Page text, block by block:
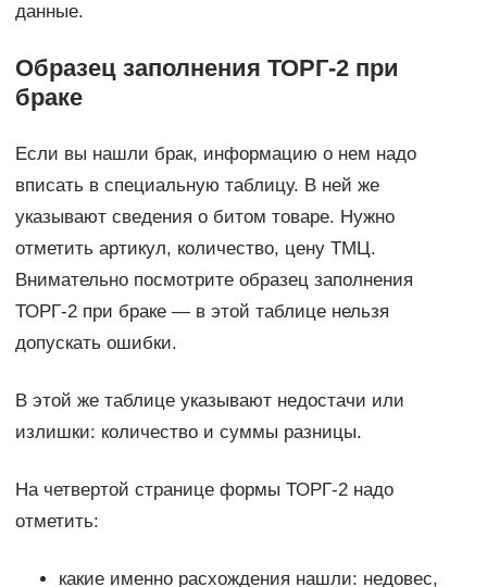
данные.
Образец заполнения ТОРГ-2 при
браке
Если вы нашли брак, информацию о нем надо
вписать в специальную таблицу. В ней же
указывают сведения о битом товаре. Нужно
отметить артикул, количество, цену ТМЦ.
Внимательно посмотрите образец заполнения
ТОРГ-2 при браке — в этой таблице нельзя
допускать ошибки.
В этой же таблице указывают недостачи или
излишки: количество и суммы разницы.
На четвертой странице формы ТОРГ-2 надо
отметить:
какие именно расхождения нашли: недовес,